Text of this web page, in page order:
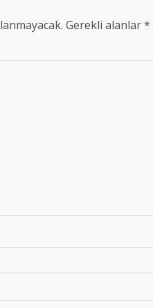
Gerekli alanlar*